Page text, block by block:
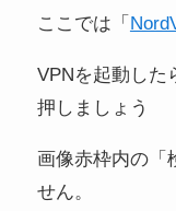
ここでは「
VPNを起動した
押しましょう
画像赤枠内の「
せん。